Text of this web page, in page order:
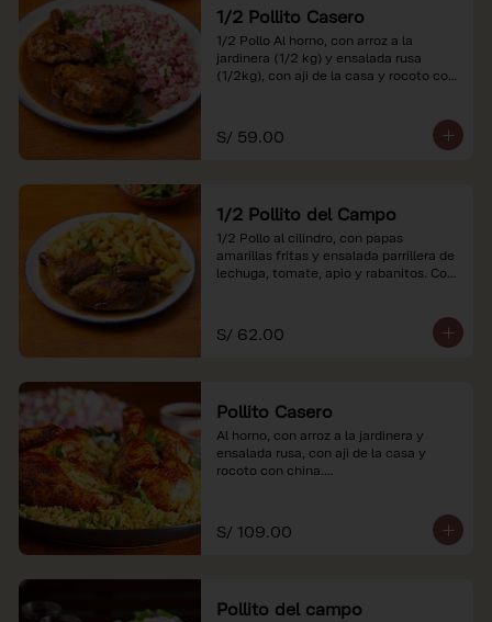
1/2 Pollito Casero
1/2 Pollo Al horno, con arroz a la
jardinera (1/2 kg) y ensalada rusa
(1/2kg), con aji de la casa y rocoto con
*Nuestros precios están expresados en
soles e incluyen impuestos de ley y
S/ 59.00
1/2 Pollito del Campo
1/2 Pollo al cilindro, con papas
amarillas fritas y ensalada parrillera de
lechuga, tomate, apio y rabanitos. Con
*Nuestros precios están expresados en
soles e incluyen impuestos de ley y
S/ 62.00
Pollito Casero
Al horno, con arroz a la jardinera y
ensalada rusa, con aji de la casa y
rocoto con china.
soles e incluyen impuestos de ley y
recargo al consumo.
S/ 109.00
Pollito del campo